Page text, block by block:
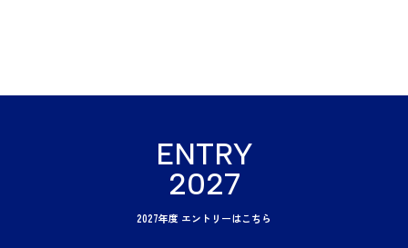
ENTRY
2027
2027年度 エントリーはこちら